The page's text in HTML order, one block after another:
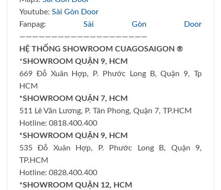
Youtube: Sài Gòn Door
Fanpag:Sài Gòn Door
————————————————————
HỆ THỐNG SHOWROOM CUAGOSAIGON ®
*SHOWROOM QUẬN 9, HCM
669 Đỗ Xuân Hợp, P. Phước Long B, Quận 9, Tp
HCM
*SHOWROOM QUẬN 7, HCM
511 Lê Văn Lương, P. Tân Phong, Quận 7, TP.HCM
Hotline: 0818.400.400
*SHOWROOM QUẬN 9, HCM
535 Đỗ Xuân Hợp, P. Phước Long B, Quận 9,
TP.HCM
Hotline: 0828.400.400
*SHOWROOM QUẬN 12, HCM